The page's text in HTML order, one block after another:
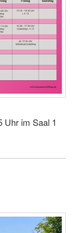
Uhr im Saal 1